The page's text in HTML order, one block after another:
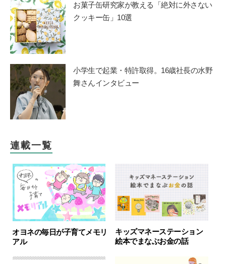
お菓子缶研究家が教える「絶対に外さない
クッキー缶」10選
小学生で起業・特許取得。16歳社長の水野
舞さんインタビュー
連載一覧
オヨネの毎日が子育てメモリ
アル
キッズマネーステーション
絵本でまなぶお金の話